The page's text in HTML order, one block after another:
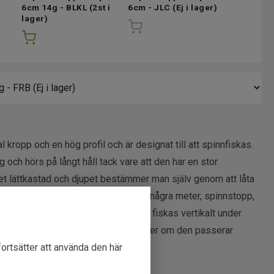
att använda den här
6cm 14g - BLKL (2st i
lager)
6cm - JLC (Ej i lager)
kropp och en hög profil och är designat till att spinnfiskas.
och hörs på långt håll tack vare att den har en stor
lättkastad och djupet bestämmer man själv genom att låta
effektivast om man vevar in några meter, spinnstopp,
användas som en balanspirk och fiskas vertikalt under
och gös men andra rovfiskar hugger om den passerar